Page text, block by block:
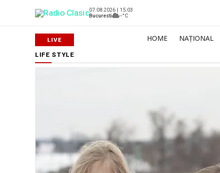
07.08.2026 | 15:03
Bucuresti
--°C
HOME NAȚIONAL
LIFE STYLE